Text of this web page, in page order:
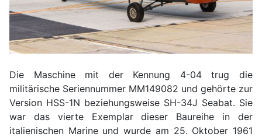
Die Maschine mit der Kennung 4-04 trug die
militärische Seriennummer MM149082 und gehörte zur
Version HSS-1N beziehungsweise SH-34J Seabat. Sie
war das vierte Exemplar dieser Baureihe in der
italienischen Marine und wurde am 25. Oktober 1961